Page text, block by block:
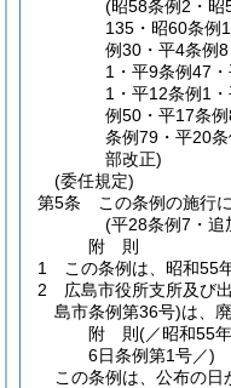
(昭58条例2・昭
135・昭60条例
例30・平4条例
1・平9条例47
1・平12条例1
例50・平17条
条例79・平20
部改正)
(委任規定)
第5条
この条例の施行
(平28条例7・追
附 則
1
この条例は、昭和55
2
広島市役所支所及び
島市条例第36号)は、
附 則(／昭和55
6日条例第1号／)
この条例は、公布の日